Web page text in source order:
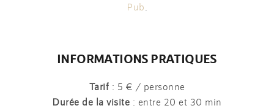
Pub
INFORMATIONS PRATIQUES
Tarif : 5 € / personne
Durée de la visite : entre 20 et 30 min